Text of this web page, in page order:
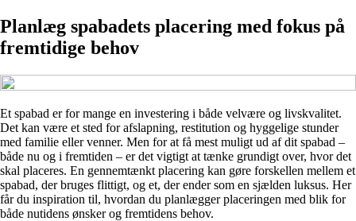
Planlæg spabadets placering med fokus på
fremtidige behov
Et spabad er for mange en investering i både velvære og livskvalitet.
Det kan være et sted for afslapning, restitution og hyggelige stunder
med familie eller venner. Men for at få mest muligt ud af dit spabad –
både nu og i fremtiden – er det vigtigt at tænke grundigt over, hvor det
skal placeres. En gennemtænkt placering kan gøre forskellen mellem et
spabad, der bruges flittigt, og et, der ender som en sjælden luksus. Her
får du inspiration til, hvordan du planlægger placeringen med blik for
både nutidens ønsker og fremtidens behov.